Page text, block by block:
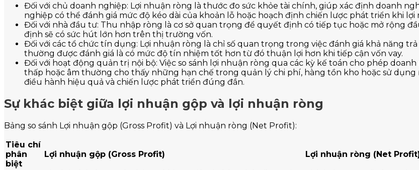
Đối với chủ doanh nghiệp: Lợi nhuận ròng là thước đo sức khỏe tài chính, giúp xác định doanh
nghiệp có thể đánh giá mức độ kéo dài của khoản lỗ hoặc hoạch định chiến lược phát triển khi lợi
Đối với nhà đầu tư: Thu nhập ròng là cơ sở quan trọng để quyết định có tiếp tục hoặc mở rộng
định sẽ có sức hút lớn hơn trên thị trường vốn.
Đối với các tổ chức tín dụng: Lợi nhuận ròng là chỉ số quan trọng trong việc đánh giá khả năng
thường được đánh giá là có mức độ tín nhiệm tốt hơn từ đó thuận lợi hơn khi tiếp cận vốn vay.
Đối với hoạt động quản trị nội bộ: Việc so sánh lợi nhuận ròng qua các kỳ kế toán cho phép
thấp hoặc âm thường cho thấy những hạn chế trong quản lý chi phí, hàng tồn kho hoặc sử
điều hành hiệu quả và chiến lược phát triển đúng đắn.
Sự khác biệt giữa lợi nhuận gộp và lợi nhuận ròng
Bảng so sánh Lợi nhuận gộp (Gross Profit) và Lợi nhuận ròng (Net Profit):
Tiêu chí
phân
biệt
Lợi nhuận gộp (Gross Profit) Lợi nhuận ròng (Net